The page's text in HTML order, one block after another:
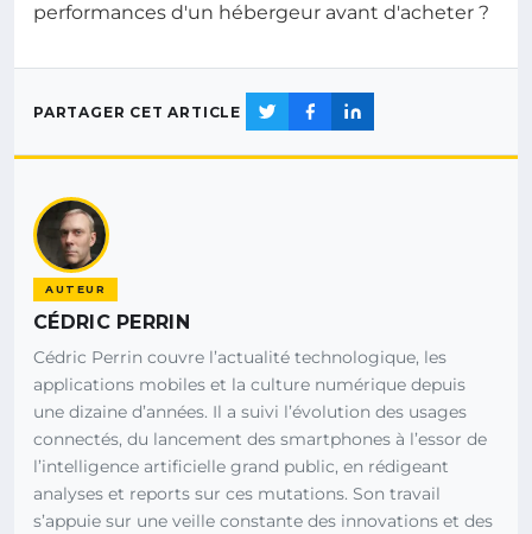
performances d'un hébergeur avant d'acheter ?
PARTAGER CET ARTICLE
AUTEUR
CÉDRIC PERRIN
Cédric Perrin couvre l’actualité technologique, les
applications mobiles et la culture numérique depuis
une dizaine d’années. Il a suivi l’évolution des usages
connectés, du lancement des smartphones à l’essor de
l’intelligence artificielle grand public, en rédigeant
analyses et reports sur ces mutations. Son travail
s’appuie sur une veille constante des innovations et des